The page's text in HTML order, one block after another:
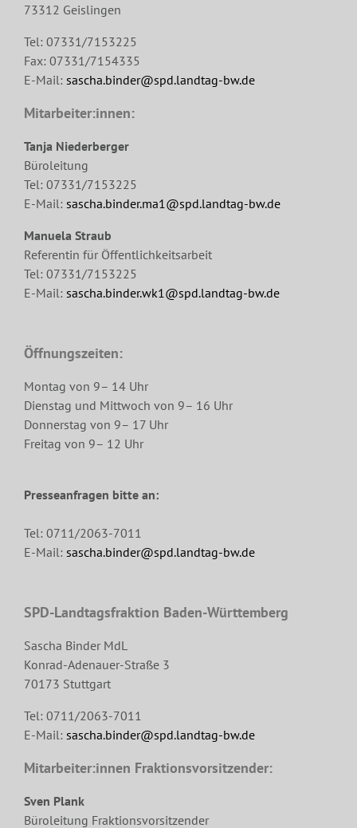
73312 Geislingen
Tel: 07331/7153225
Fax: 07331/7154335
E-Mail: sascha.binder@spd.landtag-bw.de
Mitarbeiter:innen:
Tanja Niederberger
Büroleitung
Tel: 07331/7153225
E-Mail: sascha.binder.ma1@spd.landtag-bw.de
Manuela Straub
Referentin für Öffentlichkeitsarbeit
Tel: 07331/7153225
E-Mail: sascha.binder.wk1@spd.landtag-bw.de
Öffnungszeiten:
Montag von 9– 14 Uhr
Dienstag und Mittwoch von 9– 16 Uhr
Donnerstag von 9– 17 Uhr
Freitag von 9– 12 Uhr
Presseanfragen bitte an:
Tel: 0711/2063-7011
E-Mail: sascha.binder@spd.landtag-bw.de
SPD-Landtagsfraktion Baden-Württemberg
Sascha Binder MdL
Konrad-Adenauer-Straße 3
70173 Stuttgart
Tel: 0711/2063-7011
E-Mail: sascha.binder@spd.landtag-bw.de
Mitarbeiter:innen Fraktionsvorsitzender:
Sven Plank
Büroleitung Fraktionsvorsitzender